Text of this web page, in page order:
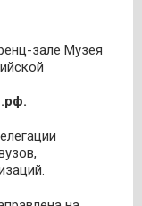
зале Музея